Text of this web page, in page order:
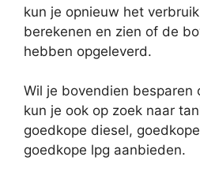
kun je opnieuw het
berekenen en zien of de
hebben opgeleverd.
Wil je bovendien besparen
kun je ook op zoek naar
goedkope diesel,
goedkope lpg aanbieden.